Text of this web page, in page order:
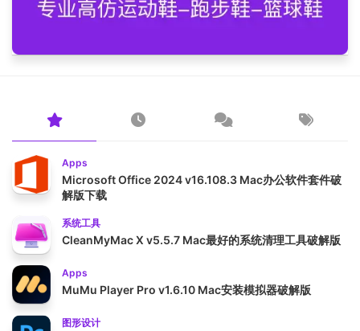
Apps
Microsoft Office 2024 v16.108.3 Mac办公软件套件破
解版下载
系统工具
CleanMyMac X v5.5.7 Mac最好的系统清理工具破解版
Apps
MuMu Player Pro v1.6.10 Mac安装模拟器破解版
图形设计